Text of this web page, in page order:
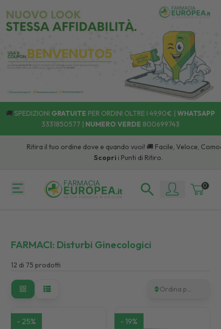
🚚 SPEDIZIONI GRATUITE PER ORDINI OLTRE I 49,90€ | WHATSAPP
3331850577 | NUMERO VERDE 800699743
Ritira il tuo ordine dove e quando vuoi! 🚚 Facile, Veloce, Comodo:
Scoprii Punti di Ritiro.
0
FARMACI: Disturbi Ginecologici
12 di 75 prodotti
Ordina per
- 25% - 19%